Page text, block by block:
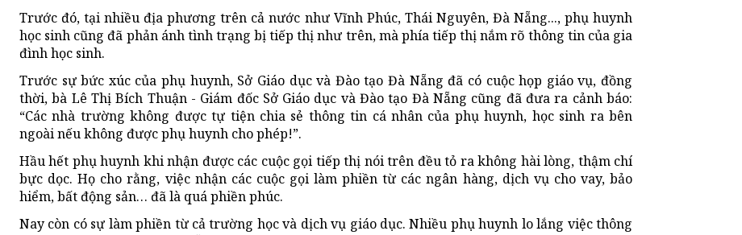
Trước đó, tại nhiều địa phương trên cả nước như Vĩnh Phúc, Thái Nguyên, Đà Nẵng..., phụ huynh
học sinh cũng đã phản ánh tình trạng bị tiếp thị như trên, mà phía tiếp thị nắm rõ thông tin của gia
đình học sinh.
Trước sự bức xúc của phụ huynh, Sở Giáo dục và Đào tạo Đà Nẵng đã có cuộc họp giáo vụ, đồng
thời, bà Lê Thị Bích Thuận - Giám đốc Sở Giáo dục và Đào tạo Đà Nẵng cũng đã đưa ra cảnh báo:
“Các nhà trường không được tự tiện chia sẻ thông tin cá nhân của phụ huynh, học sinh ra bên
ngoài nếu không được phụ huynh cho phép!”.
Hầu hết phụ huynh khi nhận được các cuộc gọi tiếp thị nói trên đều tỏ ra không hài lòng, thậm chí
bực dọc. Họ cho rằng, việc nhận các cuộc gọi làm phiền từ các ngân hàng, dịch vụ cho vay, bảo
hiểm, bất động sản… đã là quá phiền phúc.
Nay còn có sự làm phiền từ cả trường học và dịch vụ giáo dục. Nhiều phụ huynh lo lắng việc thông